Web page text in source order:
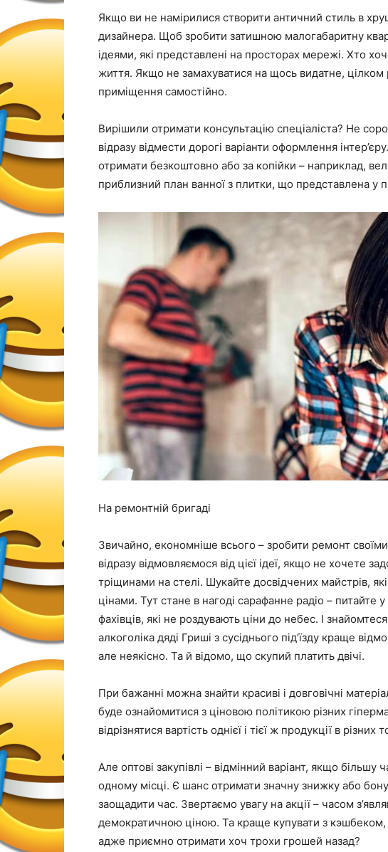
Якщо ви не намірилися створити античний стиль в
дизайнера. Щоб зробити затишною малогабаритну
ідеями, які представлені на просторах мережі. Хто
життя. Якщо не замахуватися на щось видатне,
приміщення самостійно.
Вирішили отримати консультацію спеціаліста? Не
відразу відмести дорогі варіанти оформлення
отримати безкоштовно або за копійки – наприклад,
приблизний план ванної з плитки, що представлена у
На ремонтній бригаді
Звичайно, економніше всього – зробити ремонт
відразу відмовляємося від цієї ідеї, якщо не хочете
тріщинами на стелі. Шукайте досвідчених майстрів,
цінами. Тут стане в нагоді сарафанне радіо – питайте
фахівців, які не роздувають ціни до небес. І
алкоголіка дяді Гриші з сусіднього під’їзду краще
але неякісно. Та й відомо, що скупий платить двічі.
При бажанні можна знайти красиві і довговічні
буде ознайомитися з ціновою політикою різних
відрізнятися вартість однієї і тієї ж продукції в різних
Але оптові закупівлі – відмінний варіант, якщо
одному місці. Є шанс отримати значну знижку або
заощадити час. Звертаємо увагу на акції – часом
демократичною ціною. Та краще купувати з кэшбеком
адже приємно отримати хоч трохи грошей назад?